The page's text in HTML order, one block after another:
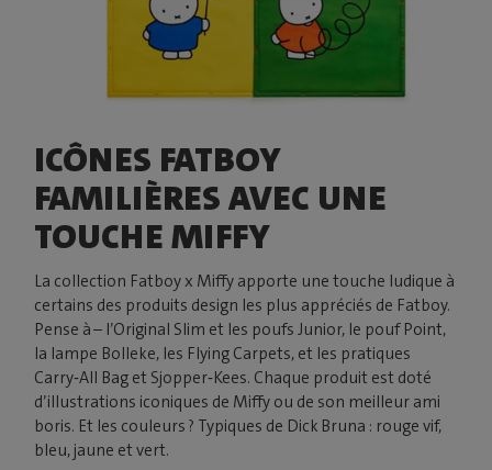
ICÔNES FATBOY
FAMILIÈRES AVEC UNE
TOUCHE MIFFY
La collection Fatboy x Miffy apporte une touche ludique à
certains des produits design les plus appréciés de Fatboy.
Pense à – l’Original Slim et les poufs Junior, le pouf Point,
la lampe Bolleke, les Flying Carpets, et les pratiques
Carry‑All Bag et Sjopper‑Kees. Chaque produit est doté
d’illustrations iconiques de Miffy ou de son meilleur ami
boris. Et les couleurs ? Typiques de Dick Bruna : rouge vif,
bleu, jaune et vert.